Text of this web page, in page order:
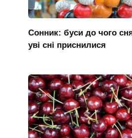
Сонник: буси до чого
уві сні приснилися